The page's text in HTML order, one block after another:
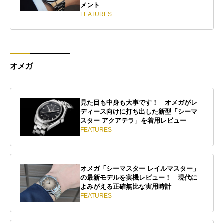
メント
FEATURES
オメガ
見た目も中身も大事です！ オメガがレ
ディース向けに打ち出した新型「シーマ
スター アクアテラ」を着用レビュー
FEATURES
オメガ「シーマスター レイルマスター」
の最新モデルを実機レビュー！ 現代に
よみがえる正確無比な実用時計
FEATURES